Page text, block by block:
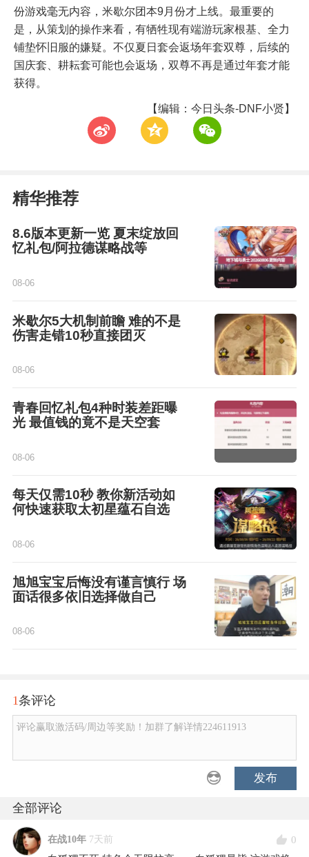
份游戏毫无内容，米歇尔团本9月份才上线。最重要的
是，从策划的操作来看，有牺牲现有端游玩家根基、全力
铺垫怀旧服的嫌疑。不仅夏日套会返场年套双尊，后续的
国庆套、耕耘套可能也会返场，双尊不再是通过年套才能
获得。
【编辑：今日头条-DNF小贤】
t z w
精华推荐
8.6版本更新一览 夏末绽放回
忆礼包/阿拉德谋略战等
08-06
米歇尔5大机制前瞻 难的不是
伤害走错10秒直接团灭
08-06
青春回忆礼包4种时装差距曝
光 最值钱的竟不是天空套
08-06
每天仅需10秒 教你新活动如
何快速获取太初星蕴石自选
08-06
旭旭宝宝后悔没有谨言慎行 场
面话很多依旧选择做自己
08-06
1条评论
评论赢取激活码/周边等奖励！加群了解详情224611913
发布
全部评论
在战10年 7天前
0